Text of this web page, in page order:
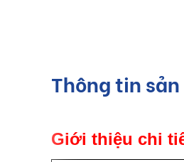
Thông tin
Giới thiệu chi